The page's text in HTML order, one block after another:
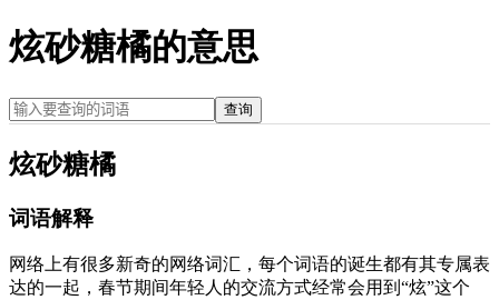
炫砂糖橘的意思
查询
炫砂糖橘
词语解释
网络上有很多新奇的网络词汇，每个词语的诞生都有其专属表
达的一起，春节期间年轻人的交流方式经常会用到“炫”这个